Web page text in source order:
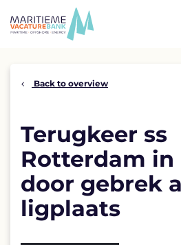
Back to overview
Terugkeer ss
Rotterdam in
door gebrek
ligplaats